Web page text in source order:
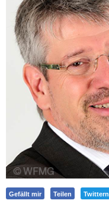
Gefällt mir Teilen Twittern